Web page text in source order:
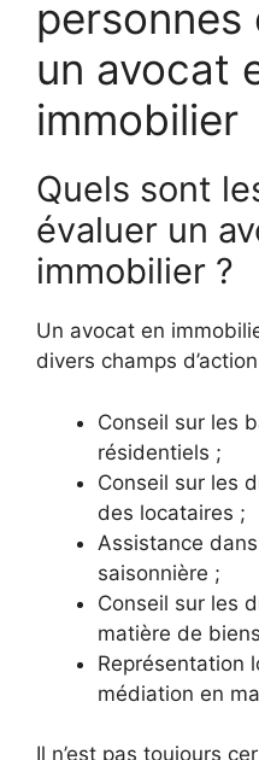
un avocat
immobilier
Quels sont
évaluer un
immobilier ?
Un avocat en
divers champs
Conseil sur les
résidentiels ;
Conseil sur les
des locataires ;
Assistance
saisonnière ;
Conseil sur les
matière de
Représentation
médiation en
Il n’est pas toujours